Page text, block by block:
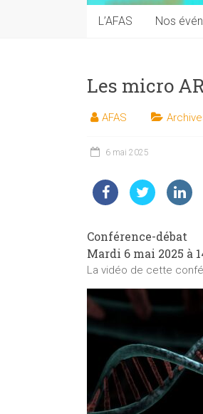
du
public
L’AFAS Nos
Les micro
AFAS
6 mai 2025
Conférence-débat
Mardi 6 mai 2025 à
La vidéo de cette